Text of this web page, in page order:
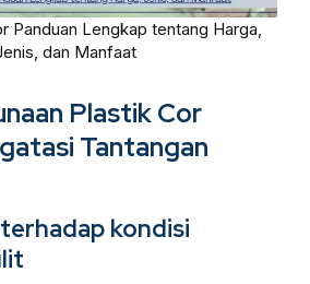
Panduan Lengkap tentang Harga,
dan Manfaat
Plastik Cor
Tantangan
kondisi